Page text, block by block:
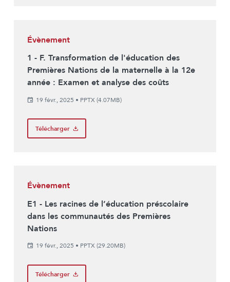
Évènement
1 - F. Transformation de l'éducation des
Premières Nations de la maternelle à la 12e
année : Examen et analyse des coûts
19 févr., 2025 • PPTX (4.07MB)
Télécharger
Évènement
E1 - Les racines de l’éducation préscolaire
dans les communautés des Premières
Nations
19 févr., 2025 • PPTX (29.20MB)
Télécharger